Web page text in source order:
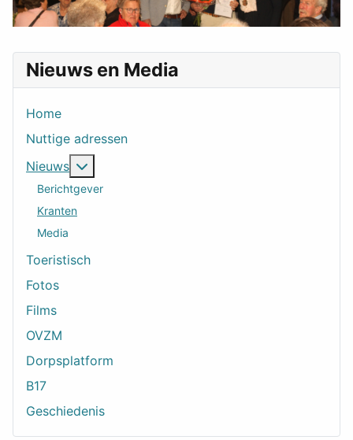
Nieuws en Media
Home
Nuttige adressen
Nieuws
Berichtgever
Kranten
Media
Toeristisch
Fotos
Films
OVZM
Dorpsplatform
B17
Geschiedenis